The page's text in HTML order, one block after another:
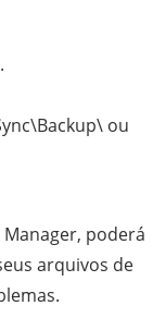
ou
Manager, poderá
arquivos de